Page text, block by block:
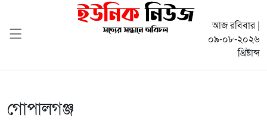
আজ রবিবার |
০৯-০৮-২০২৬
খ্রিষ্টাব্দ
গোপালগঞ্জ